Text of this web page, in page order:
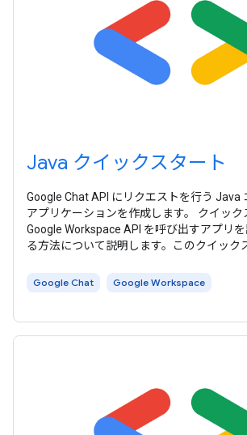
Java クイックスタート
Google Chat API にリクエストを行う Java
アプリケーションを作成します。 クイック
Google Workspace API を呼び出すアプリ
る方法について説明します。このクイック
環境では、アプリに適したアクセス認証情
Google Chat Google Workspace